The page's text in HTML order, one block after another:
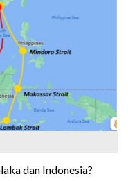
dan Indonesia?